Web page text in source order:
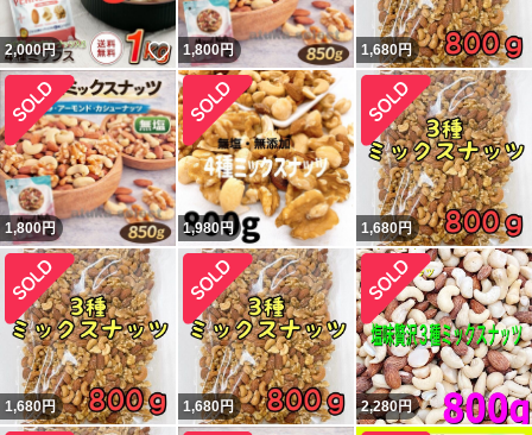
2,000円 いいね！
1,800円 1,680円
1,800円 1,980円 1,680円
1,680円 1,680円 2,280円